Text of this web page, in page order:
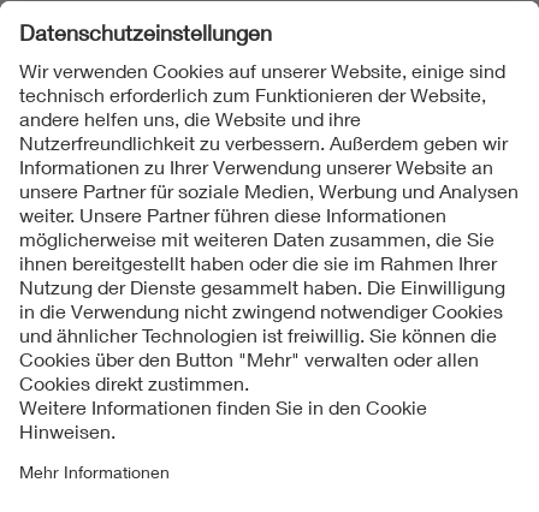
Folgen Sie uns
Kontakt
Impressum
Datenschutzinformationen
Cookie Hinweise
Compliance